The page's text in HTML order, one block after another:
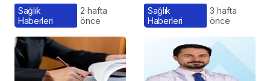
Satın Alma Psikolojisi
Sağlık
Haberleri
2 hafta
önce
Önemi ve Bilinmesi
Gerekenler
Sağlık
Haberleri
3 hafta
önce